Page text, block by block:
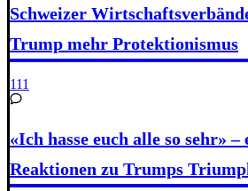
Schweizer
Trump mehr Protektionismus
111
«Ich hasse euch alle so sehr»
Reaktionen zu Trumps